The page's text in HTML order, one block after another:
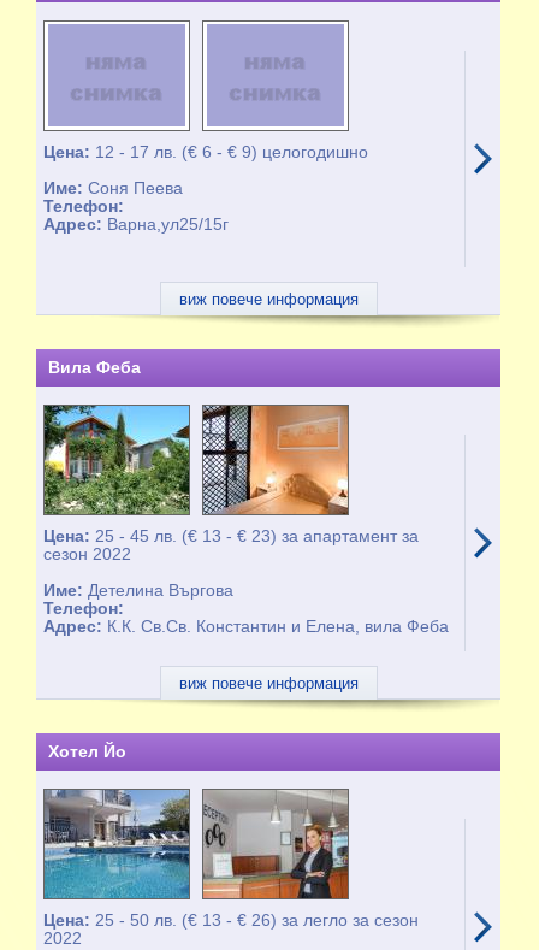
Цена: 12 - 17 лв. (€ 6 - € 9) целогодишно
Име:Соня Пеева
Телефон:
Адрес: Варна,ул25/15г
виж повече информация
Вила Феба
Цена: 25 - 45 лв. (€ 13 - € 23) за апартамент за
сезон 2022
Име: Детелина Въргова
Телефон:
Адрес: К.К. Св.Св. Константин и Елена, вила Феба
виж повече информация
Хотел Йо
Цена: 25 - 50 лв. (€ 13 - € 26) за легло за сезон
2022